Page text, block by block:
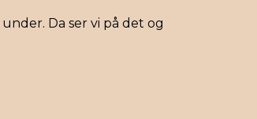
Da ser vi på det og